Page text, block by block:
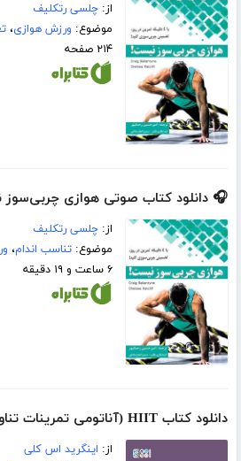
از:چلسی رتکلیف
موضوع: ورزش هوازی،
۲۱۴ صفحه
🎧 دانلود کتاب صوتی هوازی
از:چلسی رتکلیف
موضوع:تناسب اندام،
۶ ساعت و ۱۹ دقیقه
دانلود کتاب HIIT (آناتومی تمرینات تناوبی با شدت بالا)
از: اینگرید اس کلی